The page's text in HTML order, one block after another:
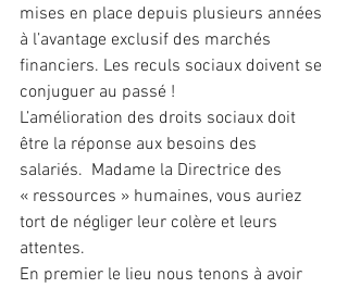
mises en place depuis plusieurs années
à l’avantage exclusif des marchés
financiers. Les reculs sociaux doivent se
conjuguer au passé !
L’amélioration des droits sociaux doit
être la réponse aux besoins des
salariés.  Madame la Directrice des
« ressources » humaines, vous auriez
tort de négliger leur colère et leurs
attentes.
En premier le lieu nous tenons à avoir